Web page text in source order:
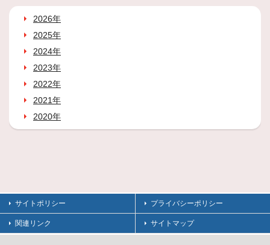
2026年
2025年
2024年
2023年
2022年
2021年
2020年
サイトポリシー プライバシーポリシー
関連リンク サイトマップ